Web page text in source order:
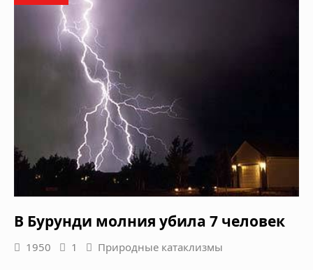
В Бурунди молния убила 7 человек
1950 1 Природные катаклизмы